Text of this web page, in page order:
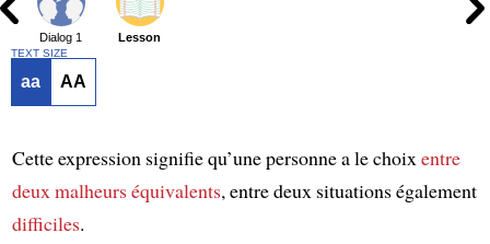
Dialog 1 Lesson
TEXT SIZE
aa AA
Cette expression signifie qu’une personne a le choix entre
deux malheurs équivalents, entre deux situations également
difficiles.